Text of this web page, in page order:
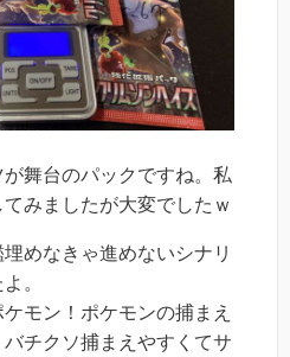
舞台のパックですね。私
みましたが大変でしたｗ
めなきゃ進めないシナリ
。
モン！ポケモンの捕まえ
チクソ捕まえやすくてサ